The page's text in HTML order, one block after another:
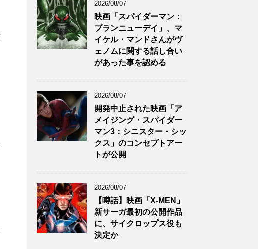
2026/08/07
映画「スパイダーマン：
ブランニューデイ」、マ
イケル・マンドさんがヴ
ェノムに関する話し合い
があった事を認める
2026/08/07
開発中止された映画「ア
メイジング・スパイダー
マン3：シニスター・シッ
クス」のコンセプトアー
トが公開
2026/08/07
【噂話】映画「X-MEN」
新サーガ最初の公開作品
に、サイクロップス役も
決定か